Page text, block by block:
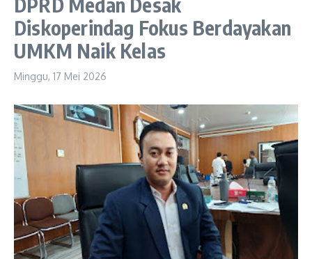
Diskoperindag Fokus Berdayakan
UMKM Naik Kelas
Minggu, 17 Mei 2026